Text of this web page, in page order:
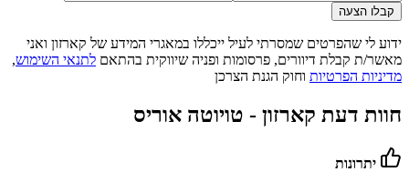
קבלו הצעה
ידוע לי שהפרטים שמסרתי לעיל ייכללו במאגרי המידע של קארזון ואני
מאשר/ת קבלת דיוורים, פרסומות ופניה שיווקית בהתאם לתנאי השימוש,
מדיניות הפרטיות וחוק הגנת הצרכן
חוות דעת קארזון - טויוטה אוריס
יתרונות